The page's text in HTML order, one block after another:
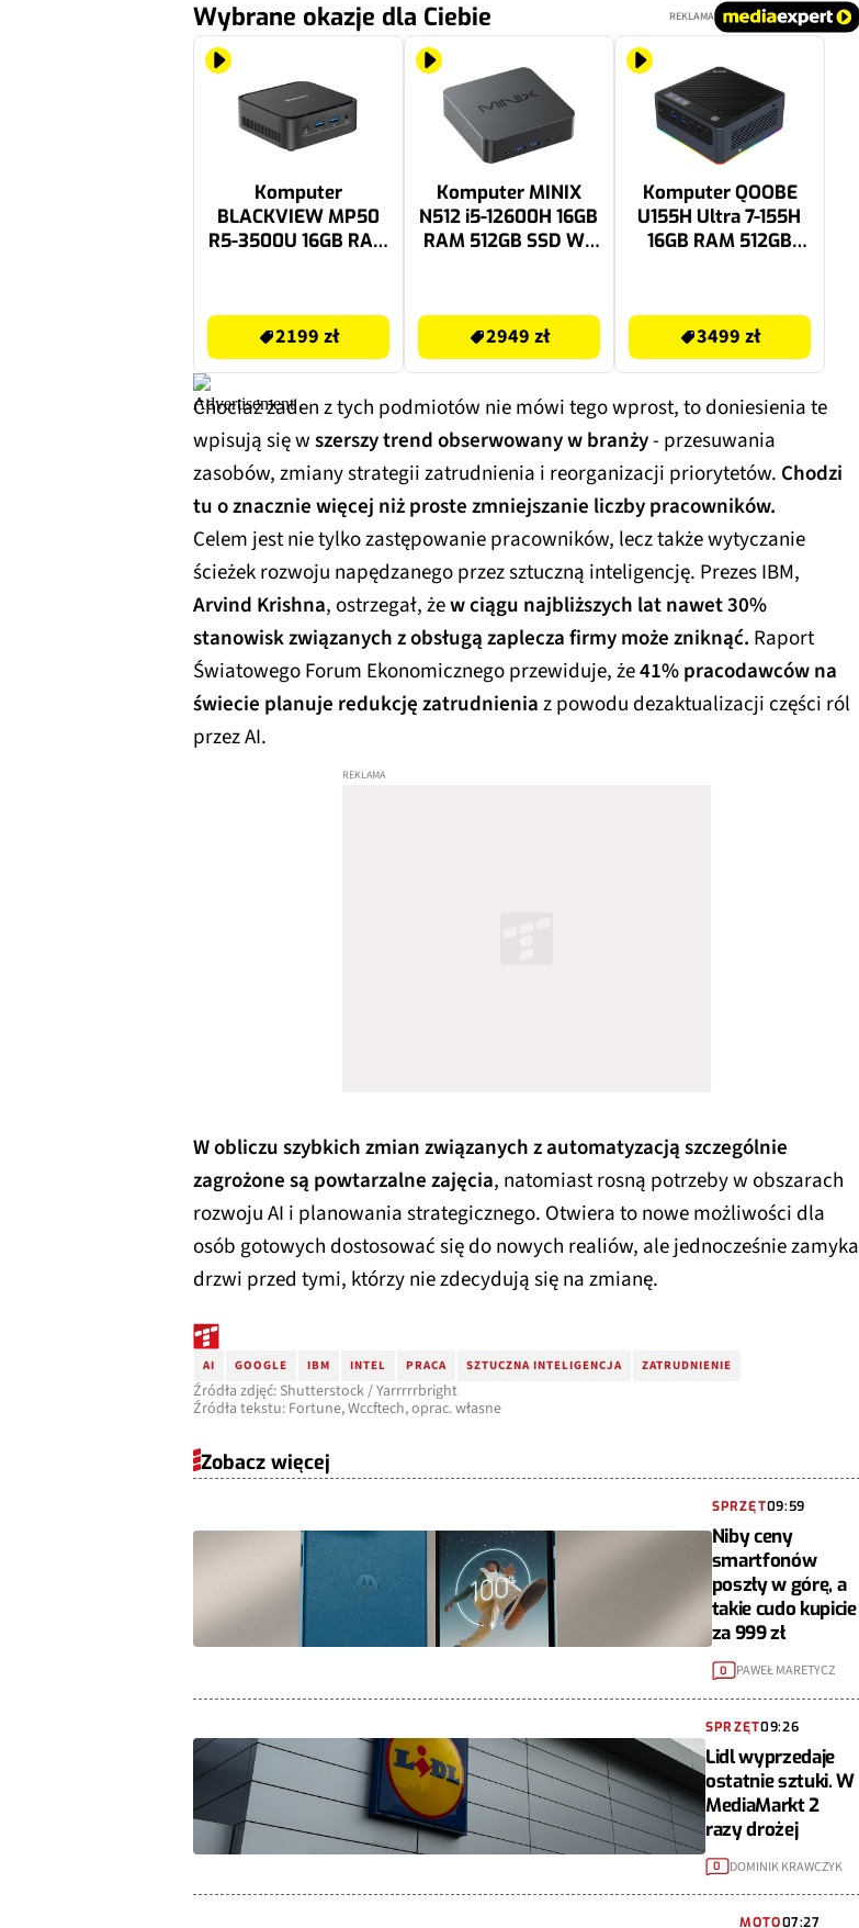
Wybrane okazje dla Ciebie REKLAMA
Komputer
BLACKVIEW MP50
R5-3500U 16GB RAM
Professional Czarny
2199 zł
Komputer MINIX
N512 i5-12600H 16GB
RAM 512GB SSD Wi-
2949 zł
Komputer QOOBE
U155H Ultra 7-155H
16GB RAM 512GB
3499 zł
Chociaż żaden z tych podmiotów nie mówi tego wprost, to doniesienia te
wpisują się wszerszy trend obserwowany w branży- przesuwania
zasobów, zmiany strategii zatrudnienia i reorganizacji priorytetów. Chodzi
tu o znacznie więcej niż proste zmniejszanie liczby pracowników.
Celem jest nie tylko zastępowanie pracowników, lecz także wytyczanie
ścieżek rozwoju napędzanego przez sztuczną inteligencję. Prezes IBM,
Arvind Krishna, ostrzegał, żew ciągu najbliższych lat nawet 30%
stanowisk związanych z obsługą zaplecza firmy może zniknąć. Raport
Światowego Forum Ekonomicznego przewiduje, że41% pracodawców na
świecie planuje redukcję zatrudnieniaz powodu dezaktualizacji części ról
przez AI.
W obliczu szybkich zmian związanych z automatyzacją szczególnie
zagrożone są powtarzalne zajęcia, natomiast rosną potrzeby w obszarach
rozwoju AI i planowania strategicznego. Otwiera to nowe możliwości dla
osób gotowych dostosować się do nowych realiów, ale jednocześnie zamyka
drzwi przed tymi, którzy nie zdecydują się na zmianę.
AI GOOGLE IBM INTEL PRACA SZTUCZNA INTELIGENCJA ZATRUDNIENIE
Źródła zdjęć: Shutterstock / Yarrrrrbright
Źródła tekstu: Fortune, Wccftech, oprac. własne
Zobacz więcej
SPRZĘT09:59
Niby ceny
smartfonów
poszły w górę, a
takie cudo kupicie
za 999 zł
0 PAWEŁ MARETYCZ
SPRZĘT09:26
Lidl wyprzedaje
ostatnie sztuki. W
MediaMarkt 2
razy drożej
0 DOMINIK KRAWCZYK
MOTO07:27